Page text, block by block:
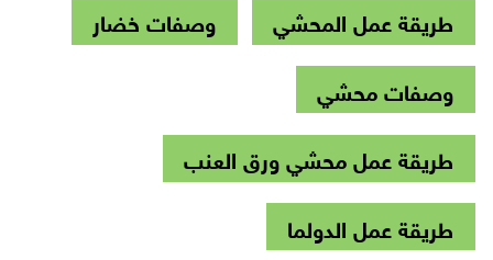
طريقة عمل المحشي
وصفات خضار
وصفات محشي
طريقة عمل محشي ورق العنب
طريقة عمل الدولما